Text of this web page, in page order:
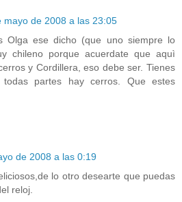
mayo de 2008 a las 23:05
Olga ese dicho (que uno siempre lo
chileno porque acuerdate que aquì
y Cordillera, eso debe ser. Tienes
partes hay cerros. Que estes
de 2008 a las 0:19
lo otro desearte que puedas
reloj.